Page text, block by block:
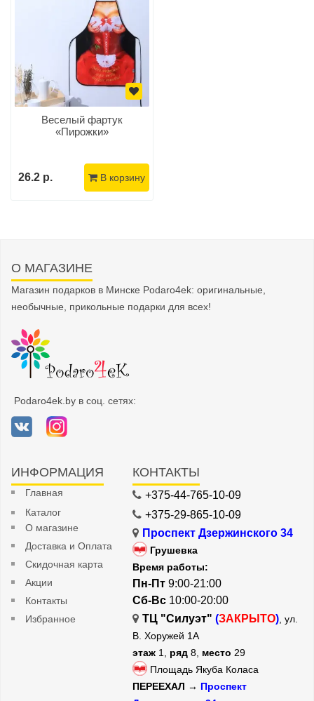
Веселый фартук
«Пирожки»
26.2 р. В корзину
О МАГАЗИНЕ
Магазин подарков в Минске Podaro4ek: оригинальные,
необычные, прикольные подарки для всех!
Podaro4ek.by в соц. сетях:
ИНФОРМАЦИЯ
Главная
Каталог
О магазине
Доставка и Оплата
Скидочная карта
Акции
Контакты
Избранное
КОНТАКТЫ
+375-44-765-10-09
+375-29-865-10-09
Проспект Дзержинского 34
Грушевка
Время работы:
Пн-Пт 9:00-21:00
Сб-Вс 10:00-20:00
ТЦ "Силуэт" (ЗАКРЫТО), ул.
В. Хоружей 1А
этаж 1, ряд 8, место 29
Площадь Якуба Коласа
ПЕРЕЕХАЛ → Проспект